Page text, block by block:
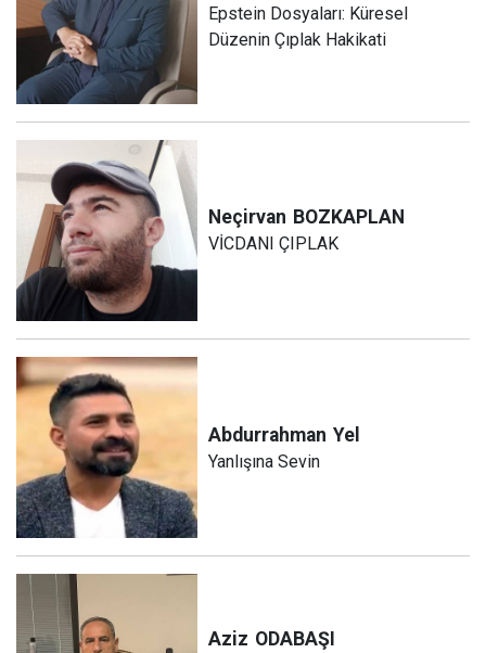
Epstein Dosyaları: Küresel
Düzenin Çıplak Hakikati
Neçirvan BOZKAPLAN
VİCDANI ÇIPLAK
Abdurrahman Yel
Yanlışına Sevin
Aziz ODABAŞI